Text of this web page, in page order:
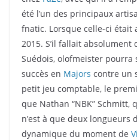
été l’un des principaux
fnatic. Lorsque celle-ci était
2015. S’il fallait
Suédois, olofmeister pourra
succès en Majors contre un
petit jeu comptable, le
que Nathan “NBK”
n’est à que deux longueurs
dynamique du moment de